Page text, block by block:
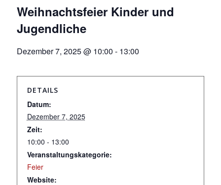
Weihnachtsfeier Kinder und
Jugendliche
Dezember 7, 2025 @ 10:00 - 13:00
DETAILS
Datum:
Dezember 7, 2025
Zeit:
10:00 - 13:00
Veranstaltungskategorie:
Feier
Website: